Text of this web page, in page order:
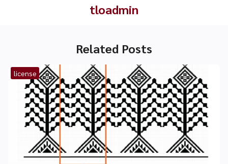
tloadmin
Related Posts
license